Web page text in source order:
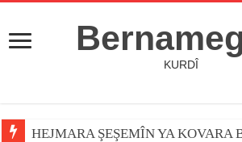
KURDÎ
HEJMARA ŞEŞEMÎN YA KOVARA